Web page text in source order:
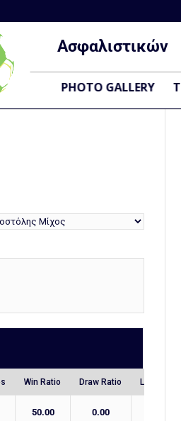
Ασφαλιστικών
PHOTO GALLERY
Win Ratio Draw Ratio Loss Ratio
50.00 0.00